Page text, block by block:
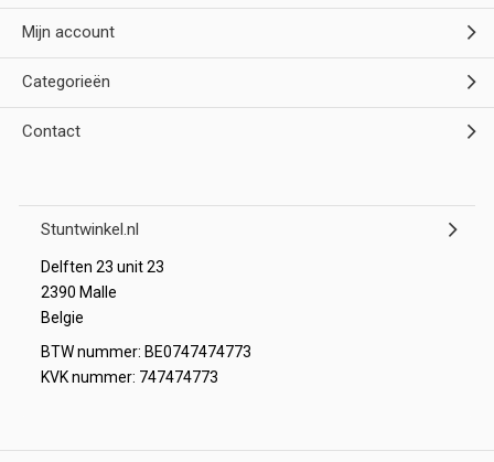
Mijn account
Categorieën
Contact
Stuntwinkel.nl
Delften 23 unit 23
2390 Malle
Belgie
BTW nummer: BE0747474773
KVK nummer: 747474773